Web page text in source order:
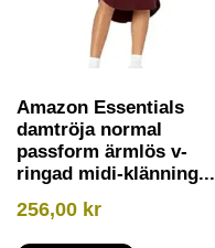
Amazon Essentials
damtröja normal
passform ärmlös v-
ringad midi-klänning...
256,00 kr